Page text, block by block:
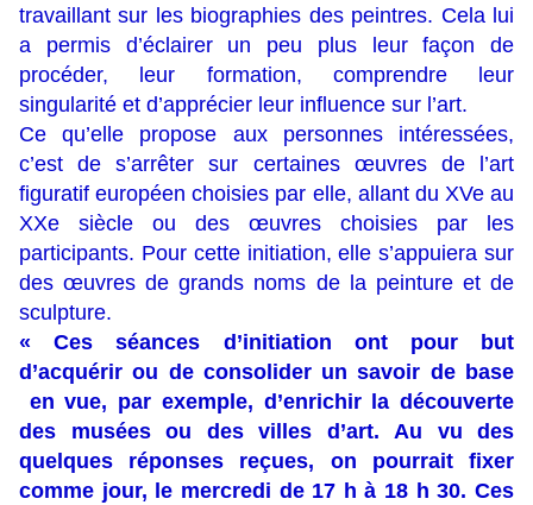
travaillant sur les biographies des peintres. Cela lui
a permis d’éclairer un peu plus leur façon de
procéder, leur formation, comprendre leur
singularité et d’apprécier leur influence sur l’art.
Ce qu’elle propose aux personnes intéressées,
c’est de s’arrêter sur certaines œuvres de l’art
figuratif européen choisies par elle, allant du XVe au
XXe siècle ou des œuvres choisies par les
participants. Pour cette initiation, elle s’appuiera sur
des œuvres de grands noms de la peinture et de
sculpture.
« Ces séances d’initiation ont pour but
d’acquérir ou de consolider un savoir de base
en vue, par exemple, d’enrichir la découverte
des musées ou des villes d’art.
Au vu des
quelques réponses reçues, on pourrait fixer
comme jour, le mercredi de 17 h à 18 h 30. Ces